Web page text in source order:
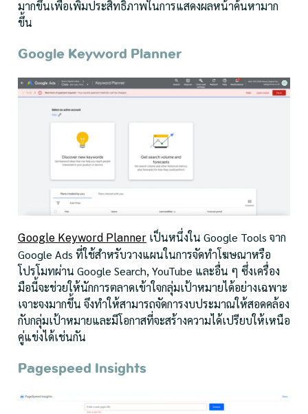
มากขึ้นเพื่อเพิ่มประสิทธิภาพในการแสดงผลหน้าค้นหามาก
ขึ้น
Google Keyword Planner
Google Keyword Planner เป็นหนึ่งใน Google Tools จาก
Google Ads ที่ใช้สำหรับวางแผนในการจัดทำโฆษณาหรือ
โปรโมทผ่าน Google Search, YouTube และอื่น ๆ ซึ่งเครื่อง
มือนี้จะช่วยให้นักการตลาดเข้าใจกลุ่มเป้าหมายได้อย่างเฉพาะ
เจาะจงมากขึ้น จึงทำให้สามารถจัดการงบประมาณให้สอดคล้อง
กับกลุ่มเป้าหมายและมีโอกาสที่จะสร้างความได้เปรียบให้เหนือ
คู่แข่งได้เช่นกัน
Pagespeed Insights